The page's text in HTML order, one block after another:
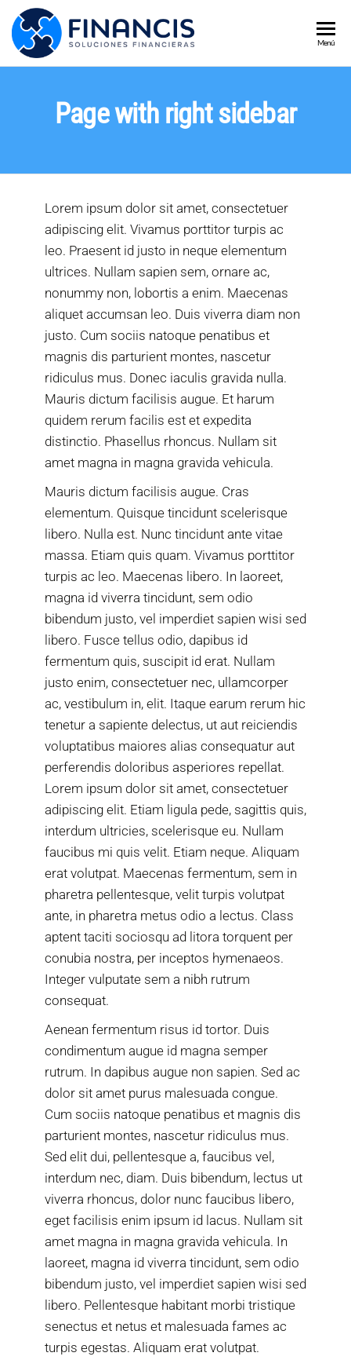
CRÉDITOS
POR
LIBRANZA Y
FINANCIS
compra de
cartera y
trabajadores y
emprendedores
en Colombia.
Menú
Page with right sidebar
Lorem ipsum dolor sit amet, consectetuer
adipiscing elit. Vivamus porttitor turpis ac
leo. Praesent id justo in neque elementum
ultrices. Nullam sapien sem, ornare ac,
nonummy non, lobortis a enim. Maecenas
aliquet accumsan leo. Duis viverra diam non
justo. Cum sociis natoque penatibus et
magnis dis parturient montes, nascetur
ridiculus mus. Donec iaculis gravida nulla.
Mauris dictum facilisis augue. Et harum
quidem rerum facilis est et expedita
distinctio. Phasellus rhoncus. Nullam sit
amet magna in magna gravida vehicula.
Mauris dictum facilisis augue. Cras
elementum. Quisque tincidunt scelerisque
libero. Nulla est. Nunc tincidunt ante vitae
massa. Etiam quis quam. Vivamus porttitor
turpis ac leo. Maecenas libero. In laoreet,
magna id viverra tincidunt, sem odio
bibendum justo, vel imperdiet sapien wisi sed
libero. Fusce tellus odio, dapibus id
fermentum quis, suscipit id erat. Nullam
justo enim, consectetuer nec, ullamcorper
ac, vestibulum in, elit. Itaque earum rerum hic
tenetur a sapiente delectus, ut aut reiciendis
voluptatibus maiores alias consequatur aut
perferendis doloribus asperiores repellat.
Lorem ipsum dolor sit amet, consectetuer
adipiscing elit. Etiam ligula pede, sagittis quis,
interdum ultricies, scelerisque eu. Nullam
faucibus mi quis velit. Etiam neque. Aliquam
erat volutpat. Maecenas fermentum, sem in
pharetra pellentesque, velit turpis volutpat
ante, in pharetra metus odio a lectus. Class
aptent taciti sociosqu ad litora torquent per
conubia nostra, per inceptos hymenaeos.
Integer vulputate sem a nibh rutrum
consequat.
Aenean fermentum risus id tortor. Duis
condimentum augue id magna semper
rutrum. In dapibus augue non sapien. Sed ac
dolor sit amet purus malesuada congue.
Cum sociis natoque penatibus et magnis dis
parturient montes, nascetur ridiculus mus.
Sed elit dui, pellentesque a, faucibus vel,
interdum nec, diam. Duis bibendum, lectus ut
viverra rhoncus, dolor nunc faucibus libero,
eget facilisis enim ipsum id lacus. Nullam sit
amet magna in magna gravida vehicula. In
laoreet, magna id viverra tincidunt, sem odio
bibendum justo, vel imperdiet sapien wisi sed
libero. Pellentesque habitant morbi tristique
senectus et netus et malesuada fames ac
turpis egestas. Aliquam erat volutpat.